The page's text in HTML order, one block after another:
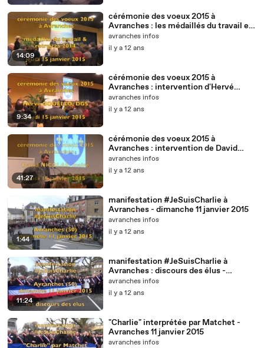
14:09
cérémonie des voeux 2015 à
Avranches : les médaillés du travail et
les retraités 2014
avranches infos
il y a 12 ans
9:34
cérémonie des voeux 2015 à
Avranches : intervention d'Hervé
Gouello, DGS
avranches infos
il y a 12 ans
41:27
cérémonie des voeux 2015 à
Avranches : intervention de David
Nicolas, maire
avranches infos
il y a 12 ans
1:44
manifestation #JeSuisCharlie à
Avranches - dimanche 11 janvier 2015
avranches infos
il y a 12 ans
11:24
manifestation #JeSuisCharlie à
Avranches : discours des élus -
dimanche 11 janvier 2015
avranches infos
il y a 12 ans
"Charlie" interprétée par Matchet -
Avranches 11 janvier 2015
avranches infos